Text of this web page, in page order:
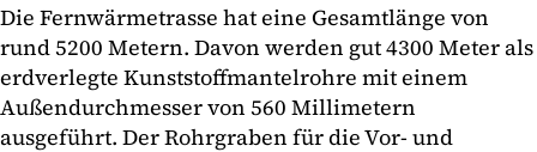
Die Fernwärmetrasse hat eine Gesamtlänge von
rund 5200 Metern. Davon werden gut 4300 Meter als
erdverlegte Kunststoffmantelrohre mit einem
Außendurchmesser von 560 Millimetern
ausgeführt. Der Rohrgraben für die Vor- und